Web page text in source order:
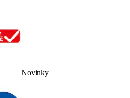
Novinky